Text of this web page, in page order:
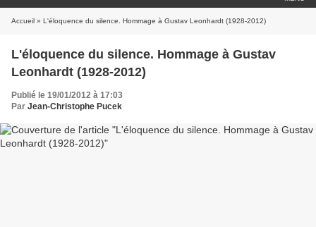
Accueil » L'éloquence du silence. Hommage à Gustav Leonhardt (1928-2012)
L'éloquence du silence. Hommage à Gustav
Leonhardt (1928-2012)
Publié le 19/01/2012 à 17:03
Par Jean-Christophe Pucek